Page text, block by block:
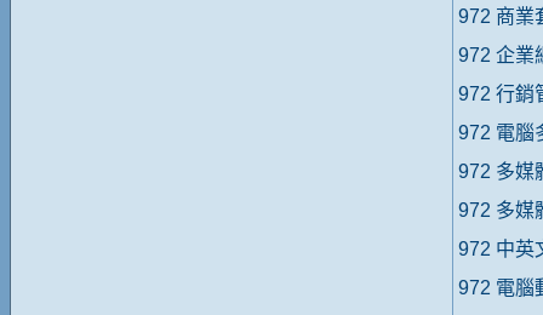
972 商業
972 企業
972 行銷
972 電腦
972 多媒
972 多媒
972 中英
972 電腦